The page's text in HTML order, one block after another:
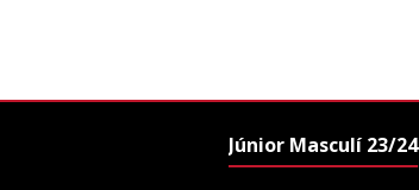
Júnior Masculí 23/24